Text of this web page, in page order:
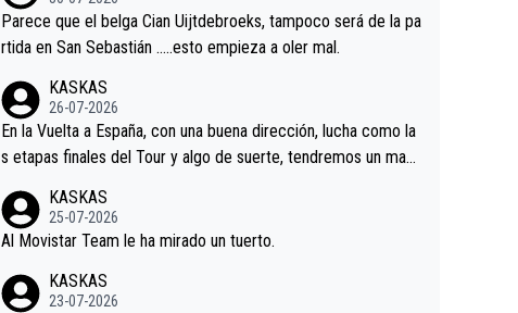
ebastian.Si en la Vuelta a Burgos sigue la mejoría, podríamos t
ener alguna sorpresa en la Vuelta.Ojalá.
Parece que el belga Cian Uijtdebroeks, tampoco será de la pa
rtida en San Sebastián …..esto empieza a oler mal.
KASKAS
26-07-2026
En la Vuelta a España, con una buena dirección, lucha como la
s etapas finales del Tour y algo de suerte, tendremos un magn
KASKAS
25-07-2026
Al Movistar Team le ha mirado un tuerto.
KASKAS
23-07-2026